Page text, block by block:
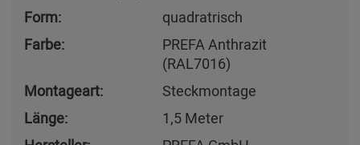
Form:
quadratrisch
Farbe:
PREFA Anthrazit
(RAL7016)
Montageart:
Steckmontage
Länge:
1,5 Meter